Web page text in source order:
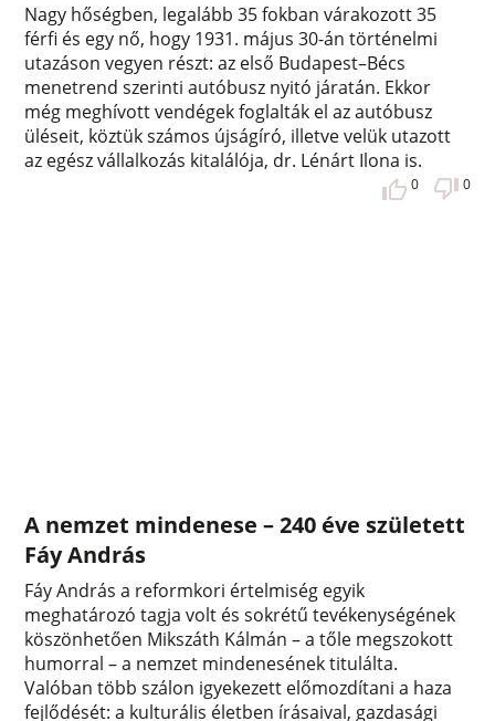
Nagy hőségben, legalább 35 fokban várakozott 35
férfi és egy nő, hogy 1931. május 30-án történelmi
utazáson vegyen részt: az első Budapest–Bécs
menetrend szerinti autóbusz nyitó járatán. Ekkor
még meghívott vendégek foglalták el az autóbusz
üléseit, köztük számos újságíró, illetve velük utazott
az egész vállalkozás kitalálója, dr. Lénárt Ilona is.
0 0
A nemzet mindenese – 240 éve született
Fáy András
Fáy András a reformkori értelmiség egyik
meghatározó tagja volt és sokrétű tevékenységének
köszönhetően Mikszáth Kálmán – a tőle megszokott
humorral – a nemzet mindenesének titulálta.
Valóban több szálon igyekezett előmozdítani a haza
fejlődését: a kulturális életben írásaival, gazdasági